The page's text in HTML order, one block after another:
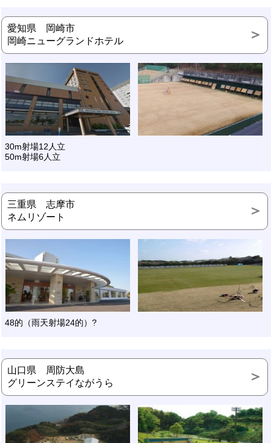
愛知県 岡崎市
岡崎ニューグランドホテル
30m射場12人立
50m射場6人立
三重県 志摩市
ネムリゾート
48的（雨天射場24的）?
山口県 周防大島
グリーンステイながうら